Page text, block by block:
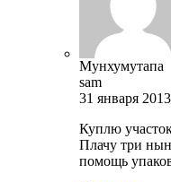
Мунхумутапа
sam
31 января
Куплю
Плачу три
помощь